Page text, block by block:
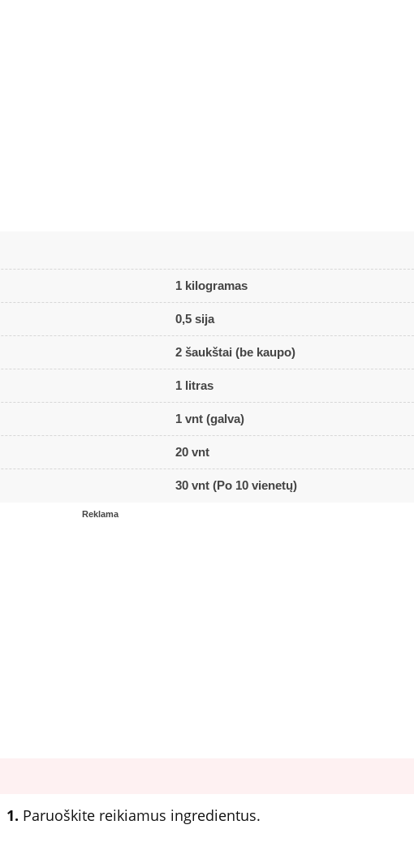
1 kilogramas
0,5 sija
2 šaukštai (be kaupo)
1 litras
1 vnt (galva)
20 vnt
30 vnt (Po 10 vienetų)
Reklama
1. Paruoškite reikiamus ingredientus.